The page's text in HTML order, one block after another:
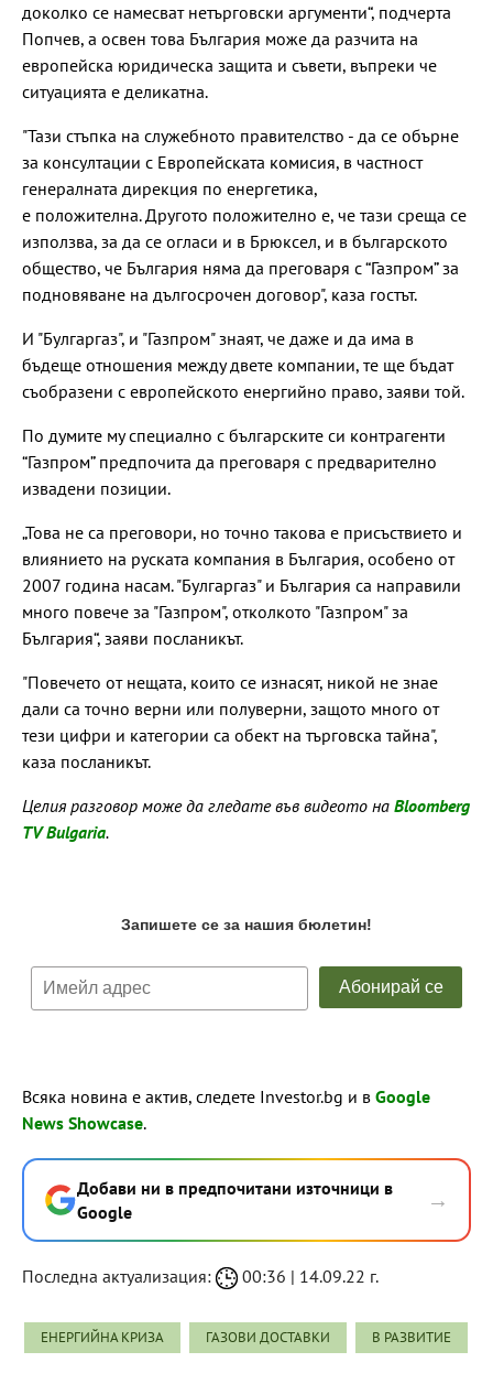
доколко се намесват нетърговски аргументи“, подчерта
Попчев, а освен това България може да разчита на
европейска юридическа защита и съвети, въпреки че
ситуацията е деликатна.
"Тази стъпка на служебното правителство - да се обърне
за консултации с Европейската комисия, в частност
генералната дирекция по енергетика,
е положителна. Другото положително е, че тази среща се
използва, за да се огласи и в Брюксел, и в българското
общество, че България няма да преговаря с “Газпром” за
подновяване на дългосрочен договор", каза гостът.
И "Булгаргаз", и "Газпром" знаят, че даже и да има в
бъдеще отношения между двете компании, те ще бъдат
съобразени с европейското енергийно право, заяви той.
По думите му специално с българските си контрагенти
“Газпром” предпочита да преговаря с предварително
извадени позиции.
„Това не са преговори, но точно такова е присъствието и
влиянието на руската компания в България, особено от
2007 година насам. "Булгаргаз" и България са направили
много повече за "Газпром", отколкото "Газпром" за
България“, заяви посланикът.
"Повечето от нещата, които се изнасят, никой не знае
дали са точно верни или полуверни, защото много от
тези цифри и категории са обект на търговска тайна",
каза посланикът.
Целия разговор може да гледате във видеото на Bloomberg
TV Bulgaria.
Всяка новина е актив, следете Investor.bg и в Google
News Showcase.
Добави ни в предпочитани източници в
Google
→
Последна актуализация: 00:36 | 14.09.22 г.
ЕНЕРГИЙНА КРИЗА ГАЗОВИ ДОСТАВКИ В РАЗВИТИЕ